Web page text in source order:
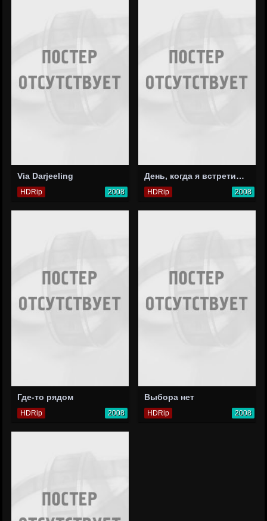
Via Darjeeling
HDRip 2008
День, когда я встретила своего мертвого мужа
HDRip 2008
Где-то рядом
HDRip 2008
Выбора нет
HDRip 2008